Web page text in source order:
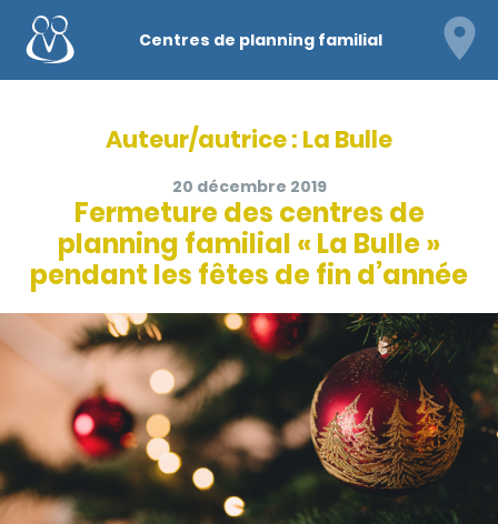
Centres de planning familial
Auteur/autrice : La Bulle
Fermeture des centres de
planning familial « La Bulle »
pendant les fêtes de fin d’année
20 décembre 2019